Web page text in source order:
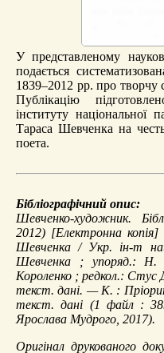
У представленому
подається
1839–2012 рр. про
Публікацію
інституту національної
Тараса Шевченка на
поета.
Бібліографічний опис:
Шевченко-художник.
2012) [Електронна
Шевченка / Укр. ін-т
Шевченка ; упоряд.:
Короленко ; редкол.:
текст. дані. — К. :
текст. дані (1 файл :
Ярослава Мудрого, 2017).
Оригінал друкованого